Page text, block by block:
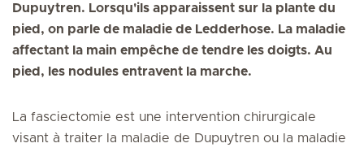
Dupuytren. Lorsqu'ils apparaissent sur la plante du
pied, on parle de maladie de Ledderhose. La maladie
affectant la main empêche de tendre les doigts. Au
pied, les nodules entravent la marche.
La fasciectomie est une intervention chirurgicale
visant à traiter la maladie de Dupuytren ou la maladie